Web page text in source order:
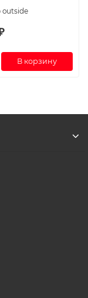
outside
В корзину